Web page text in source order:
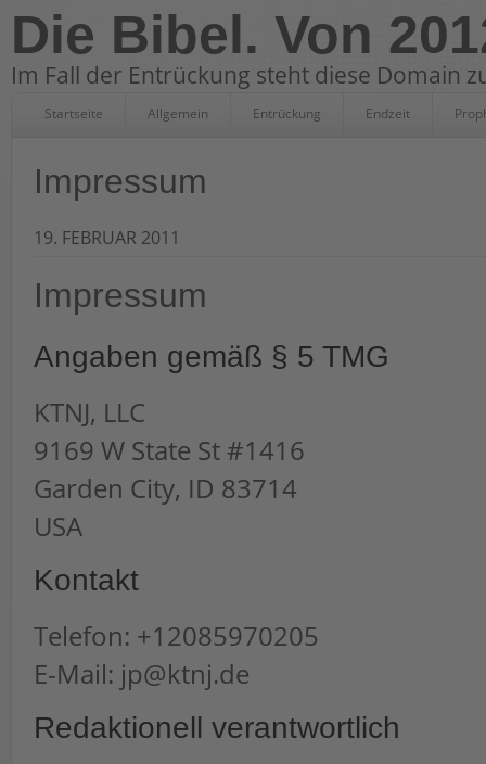
Die Bibel. Von
Im Fall der Entrückung steht diese Domain
Startseite Allgemein Entrückung Endzeit
Impressum
19. FEBRUAR 2011
Impressum
Angaben gemäß § 5 TMG
KTNJ, LLC
9169 W State St #1416
Garden City, ID 83714
USA
Kontakt
Telefon: +12085970205
E-Mail: jp@ktnj.de
Redaktionell verantwortlich